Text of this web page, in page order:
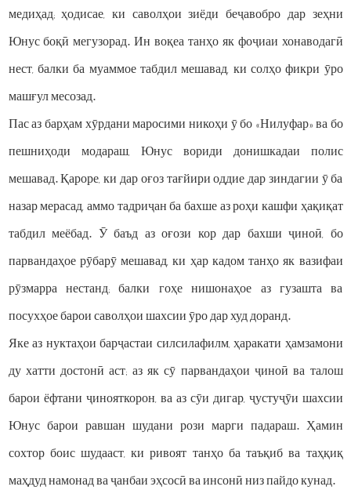
медиҳад; ҳодисае, ки саволҳои зиёди беҷавобро дар зеҳни
Юнус боқӣ мегузорад. Ин воқеа танҳо як фоҷиаи хонаводагӣ
нест, балки ба муаммое табдил мешавад, ки солҳо фикри ӯро
машғул месозад.
Пас аз барҳам хӯрдани маросими никоҳи ӯ бо «Нилуфар» ва бо
пешниҳоди модараш, Юнус вориди донишкадаи полис
мешавад. Қароре, ки дар оғоз тағйири оддие дар зиндагии ӯ ба
назар мерасад, аммо тадриҷан ба бахше аз роҳи кашфи ҳақиқат
табдил меёбад. Ӯ баъд аз оғози кор дар бахши ҷиноӣ, бо
парвандаҳое рӯбарӯ мешавад, ки ҳар кадом танҳо як вазифаи
рӯзмарра нестанд; балки гоҳе нишонаҳое аз гузашта ва
посухҳое барои саволҳои шахсии ӯро дар худ доранд.
Яке аз нуктаҳои барҷастаи силсилафилм, ҳаракати ҳамзамони
ду хатти достонӣ аст; аз як сӯ парвандаҳои ҷиноӣ ва талош
барои ёфтани ҷинояткорон, ва аз сӯи дигар, ҷустуҷӯи шахсии
Юнус барои равшан шудани рози марги падараш. Ҳамин
сохтор боис шудааст, ки ривоят танҳо ба таъқиб ва таҳқиқ
маҳдуд намонад ва ҷанбаи эҳсосӣ ва инсонӣ низ пайдо кунад.